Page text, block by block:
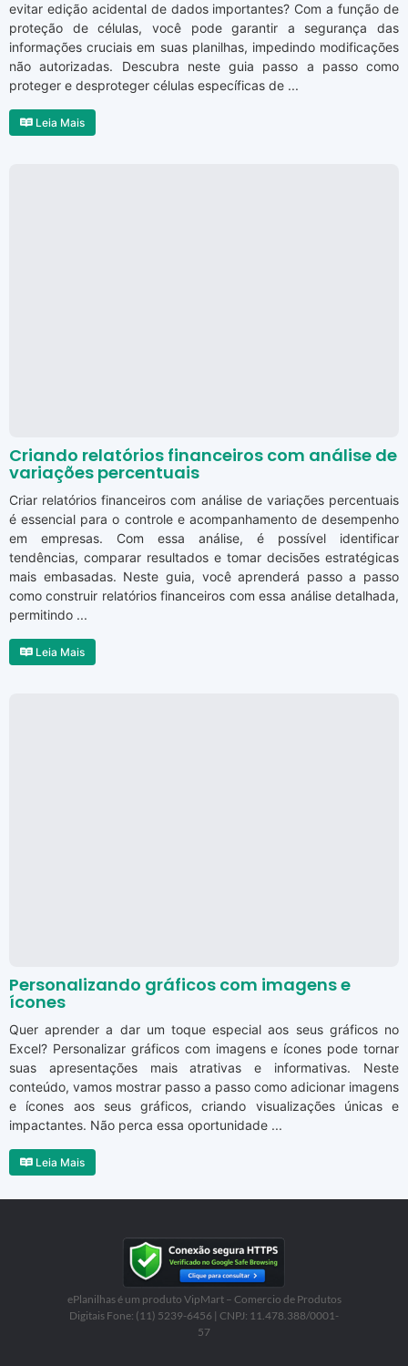
evitar edição acidental de dados importantes? Com a função de
proteção de células, você pode garantir a segurança das
informações cruciais em suas planilhas, impedindo modificações
não autorizadas. Descubra neste guia passo a passo como
proteger e desproteger células específicas de ...
Leia Mais
Criando relatórios financeiros com análise de
variações percentuais
Criar relatórios financeiros com análise de variações percentuais
é essencial para o controle e acompanhamento de desempenho
em empresas. Com essa análise, é possível identificar
tendências, comparar resultados e tomar decisões estratégicas
mais embasadas. Neste guia, você aprenderá passo a passo
como construir relatórios financeiros com essa análise detalhada,
permitindo ...
Leia Mais
Personalizando gráficos com imagens e
ícones
Quer aprender a dar um toque especial aos seus gráficos no
Excel? Personalizar gráficos com imagens e ícones pode tornar
suas apresentações mais atrativas e informativas. Neste
conteúdo, vamos mostrar passo a passo como adicionar imagens
e ícones aos seus gráficos, criando visualizações únicas e
impactantes. Não perca essa oportunidade ...
Leia Mais
ePlanilhas é um produto VipMart – Comercio de Produtos
Digitais Fone: (11) 5239-6456 | CNPJ: 11.478.388/0001-
57